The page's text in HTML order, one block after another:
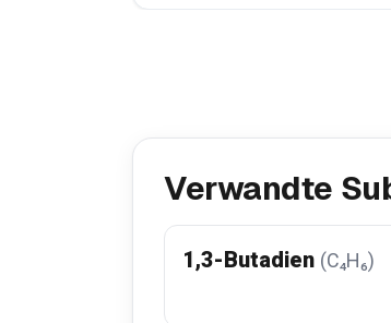
Verwandte
1,3-Butadien (C₄H₆)